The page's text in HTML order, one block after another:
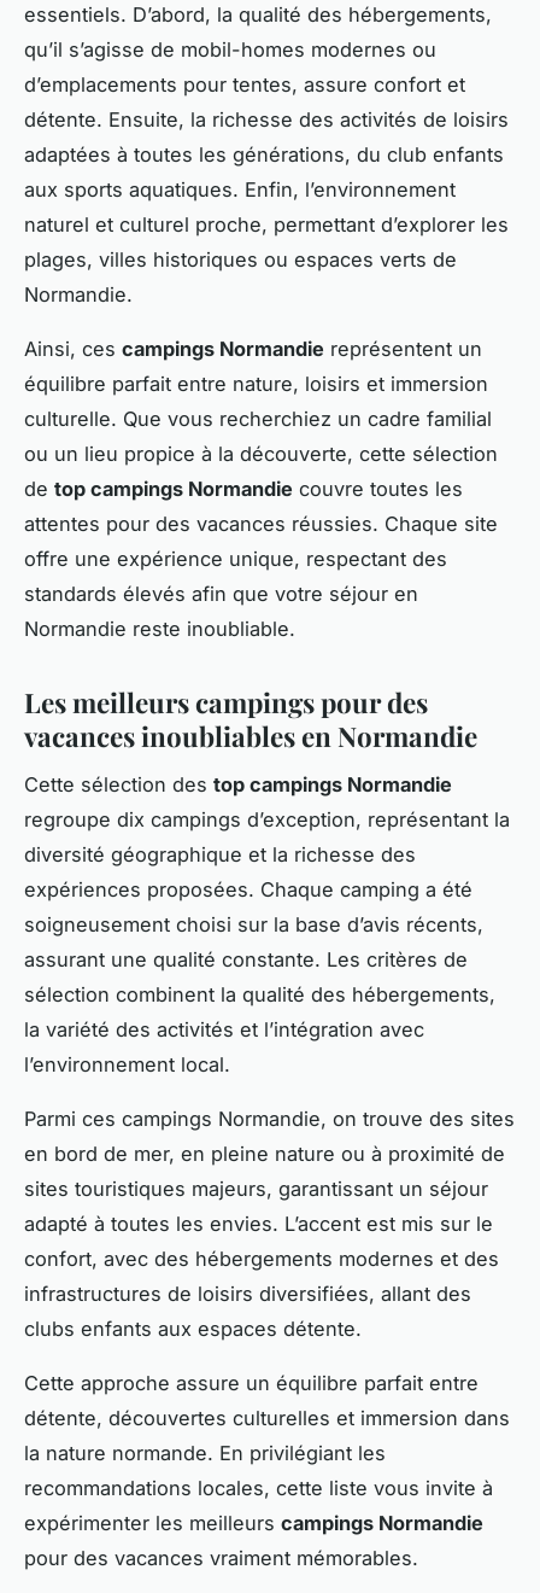
essentiels. D’abord, la qualité des hébergements,
qu’il s’agisse de mobil-homes modernes ou
d’emplacements pour tentes, assure confort et
détente. Ensuite, la richesse des activités de loisirs
adaptées à toutes les générations, du club enfants
aux sports aquatiques. Enfin, l’environnement
naturel et culturel proche, permettant d’explorer les
plages, villes historiques ou espaces verts de
Normandie.
Ainsi, ces campings Normandie représentent un
équilibre parfait entre nature, loisirs et immersion
culturelle. Que vous recherchiez un cadre familial
ou un lieu propice à la découverte, cette sélection
de top campings Normandie couvre toutes les
attentes pour des vacances réussies. Chaque site
offre une expérience unique, respectant des
standards élevés afin que votre séjour en
Normandie reste inoubliable.
Les meilleurs campings pour des
vacances inoubliables en Normandie
Cette sélection des top campings Normandie
regroupe dix campings d’exception, représentant la
diversité géographique et la richesse des
expériences proposées. Chaque camping a été
soigneusement choisi sur la base d’avis récents,
assurant une qualité constante. Les critères de
sélection combinent la qualité des hébergements,
la variété des activités et l’intégration avec
l’environnement local.
Parmi ces campings Normandie, on trouve des sites
en bord de mer, en pleine nature ou à proximité de
sites touristiques majeurs, garantissant un séjour
adapté à toutes les envies. L’accent est mis sur le
confort, avec des hébergements modernes et des
infrastructures de loisirs diversifiées, allant des
clubs enfants aux espaces détente.
Cette approche assure un équilibre parfait entre
détente, découvertes culturelles et immersion dans
la nature normande. En privilégiant les
recommandations locales, cette liste vous invite à
expérimenter les meilleurs campings Normandie
pour des vacances vraiment mémorables.